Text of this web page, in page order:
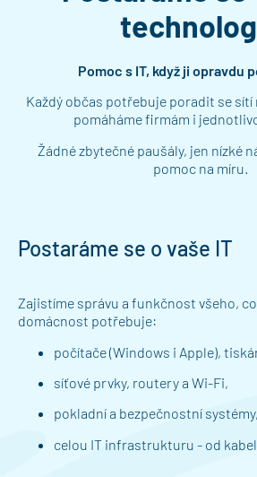
Pomoc s IT, když ji opravdu
Každý občas potřebuje poradit se sítí
pomáháme firmám i
Žádné zbytečné paušály, jen nízké
pomoc na míru.
Postaráme se o vaše IT
Zajistíme správu a funkčnost všeho,
domácnost potřebuje:
počítače (Windows i Apple),
síťové prvky, routery a Wi-Fi,
pokladní a bezpečnostní systémy,
celou IT infrastrukturu - od